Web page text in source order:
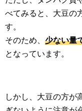
べてみると、大豆の
す。
そのため、 少ない量
となっています。
しかし、大豆の方が